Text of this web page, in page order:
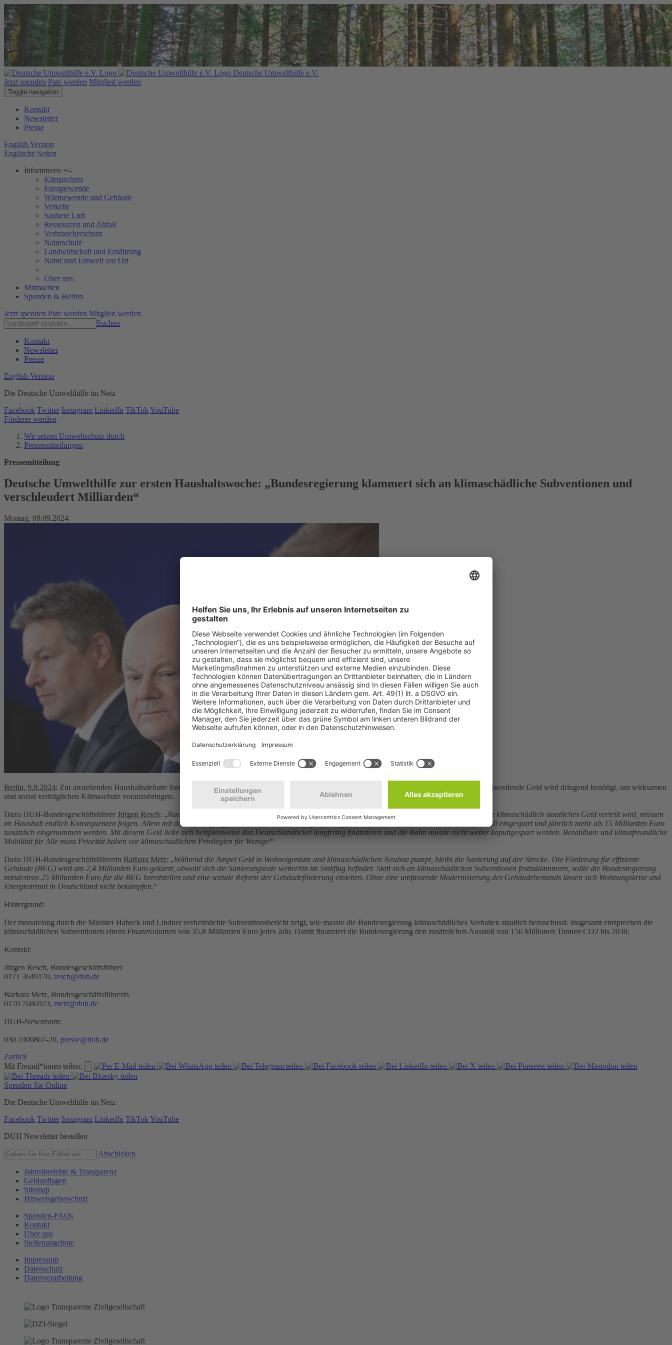
Deutsche Umwelthilfe e.V.
Jetzt spenden Pate werden Mitglied werden
Toggle navigation
Kontakt
Newsletter
Presse
English Version
Englische Seiten
Informieren +/-
Klimaschutz
Energiewende
Wärmewende und Gebäude
Verkehr
Saubere Luft
Ressourcen und Abfall
Verbraucherschutz
Naturschutz
Landwirtschaft und Ernährung
Natur und Umwelt vor Ort
Über uns
Mitmachen
Spenden & Helfen
Jetzt spenden Pate werden Mitglied werden
Suchen
Kontakt
Newsletter
Presse
English Version
Die Deutsche Umwelthilfe im Netz
Facebook Twitter Instagram LinkedIn TikTok YouTube
Förderer werden
Wir setzen Umweltschutz durch
Pressemitteilungen
Pressemitteilung
Deutsche Umwelthilfe zur ersten Haushaltswoche: „Bundesregierung klammert sich an klimaschädliche Subventionen und
verschleudert Milliarden“
Montag, 09.09.2024
© IMAGO - Political Moments
Berlin, 9.9.2024: Zur anstehenden Haushaltsdebatte fordert die Deutsche Umwelthilfe (DUH) den Abbau klimaschädlicher Subventionen. Das dadurch freiwerdende Geld wird dringend benötigt, um wirksamen
und sozial verträglichen Klimaschutz voranzubringen.
Dazu DUH-Bundesgeschäftsführer Jürgen Resch: „Nachdem Wirtschaftsminister Habeck und Finanzminister Lindner über Monate verschleiert haben, wie klimaschädlich staatliches Geld verteilt wird, müssen
im Haushalt endlich Konsequenzen folgen. Allein mit der Abschaffung von Diesel- und Dienstwagenprivileg können fast 34 Millionen Tonnen CO2 bis 2030 eingespart und jährlich mehr als 15 Milliarden Euro
zusätzlich eingenommen werden. Mit diesem Geld ließe sich beispielsweise das Deutschlandticket langfristig finanzieren und die Bahn müsste nicht weiter kaputtgespart werden. Bezahlbare und klimafreundliche
Mobilität für Alle muss Priorität haben vor klimaschädlichen Privilegien für Wenige!“
Dazu DUH-Bundesgeschäftsführerin Barbara Metz: „Während die Ampel Geld in Wohneigentum und klimaschädlichen Neubau pumpt, bleibt die Sanierung auf der Strecke. Die Förderung für effiziente
Gebäude (BEG) wird um 2,4 Milliarden Euro gekürzt, obwohl sich die Sanierungsrate weiterhin im Sinkflug befindet. Statt sich an klimaschädlichen Subventionen festzuklammern, sollte die Bundesregierung
mindestens 25 Milliarden Euro für die BEG bereitstellen und eine soziale Reform der Gebäudeförderung einleiten. Ohne eine umfassende Modernisierung des Gebäudebestands lassen sich Wohnungskrise und
Energiearmut in Deutschland nicht bekämpfen.“
Hintergrund:
Der monatelang durch die Minister Habeck und Lindner verheimlichte Subventionsbericht zeigt, wie massiv die Bundesregierung klimaschädliches Verhalten staatlich bezuschusst. Insgesamt entsprechen die
klimaschädlichen Subventionen einem Finanzvolumen von 35,8 Milliarden Euro jedes Jahr. Damit finanziert die Bundesregierung den zusätzlichen Ausstoß von 156 Millionen Tonnen CO2 bis 2030.
Kontakt:
Jürgen Resch, Bundesgeschäftsführer
0171 3649170, resch@duh.de
Barbara Metz, Bundesgeschäftsführerin
0170 7686923, metz@duh.de
DUH-Newsroom:
030 2400867-20, presse@duh.de
Zurück
Mit Freund*innen teilen:
Spenden Sie Online
Die Deutsche Umwelthilfe im Netz
Facebook Twitter Instagram LinkedIn TikTok YouTube
DUH Newsletter bestellen
Abschicken
Jahresberichte & Transparenz
Geldauflagen
Sitemap
Hinweisgeberschutz
Spenden-FAQs
Kontakt
Über uns
Stellenangebote
Impressum
Datenschutz
Datenverarbeitung